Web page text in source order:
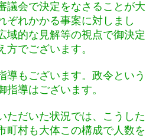
会で決定をなさることが大
ぞれかかる事案に対しまし
域的な見解等の視点で御決定
でございます。
もございます。政令という
導はございます。
だいた状況では、こうした
町村も大体この構成で人数を